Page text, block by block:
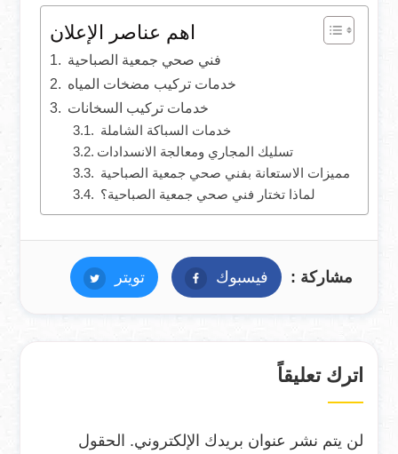
اهم عناصر الإعلان
فني صحي جمعية الصباحية
خدمات تركيب مضخات المياه
خدمات تركيب السخانات
خدمات السباكة الشاملة
تسليك المجاري ومعالجة الانسدادات
مميزات الاستعانة بفني صحي جمعية الصباحية
لماذا تختار فني صحي جمعية الصباحية؟
مشاركة : فيسبوك فيسبوكتويتر تويتر
اترك تعليقاً
لن يتم نشر عنوان بريدك الإلكتروني. الحقول